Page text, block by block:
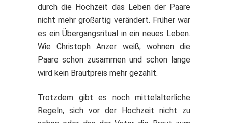
durch die Hochzeit das Leben der Paare
nicht mehr großartig verändert. Früher war
es ein Übergangsritual in ein neues Leben.
Wie Christoph Anzer weiß, wohnen die
Paare schon zusammen und schon lange
wird kein Brautpreis mehr gezahlt.
Trotzdem gibt es noch mittelalterliche
Regeln, sich vor der Hochzeit nicht zu